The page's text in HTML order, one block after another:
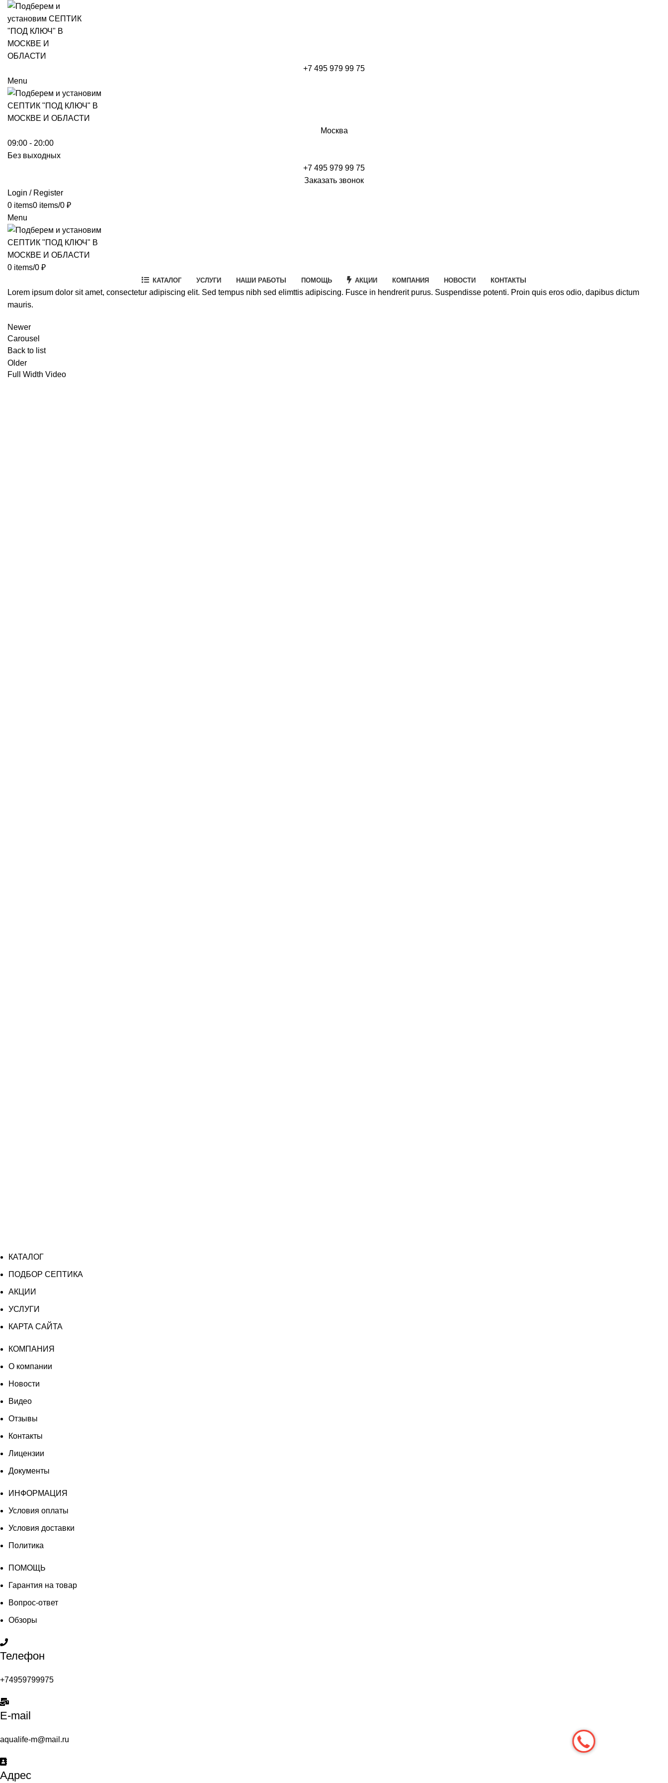
+7 495 979 99 75
Menu
Москва
09:00 - 20:00
Без выходных
+7 495 979 99 75
Заказать звонок
Login / Register
0 items0 items/0 ₽
Menu
0 items/0 ₽
КАТАЛОГ УСЛУГИ НАШИ РАБОТЫ ПОМОЩЬ АКЦИИ КОМПАНИЯ НОВОСТИ КОНТАКТЫ
Lorem ipsum dolor sit amet, consectetur adipiscing elit. Sed tempus nibh sed elimttis adipiscing. Fusce in hendrerit purus. Suspendisse potenti. Proin quis eros odio, dapibus dictum
mauris.
Newer
Carousel
Back to list
Older
Full Width Video
КАТАЛОГ
ПОДБОР СЕПТИКА
АКЦИИ
УСЛУГИ
КАРТА САЙТА
КОМПАНИЯ
О компании
Новости
Видео
Отзывы
Контакты
Лицензии
Документы
ИНФОРМАЦИЯ
Условия оплаты
Условия доставки
Политика
ПОМОЩЬ
Гарантия на товар
Вопрос-ответ
Обзоры
Телефон
+74959799975
E-mail
aqualife-m@mail.ru
Адрес